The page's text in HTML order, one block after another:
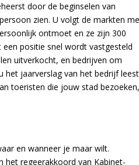
door de beginselen van
zien. U volgt de markten
ontmoet en ze zijn 300
positie snel wordt vastgesteld
uitverkocht, en bedrijven om
het jaarverslag van het bedrijf
toeristen die jouw stad
en wanneer je maar wilt.
het regeerakkoord van Kabinet-